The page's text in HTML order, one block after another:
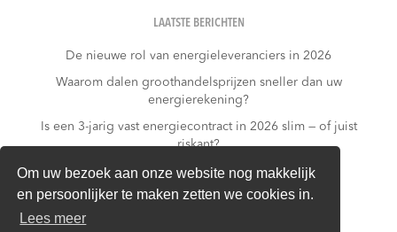
Om uw bezoek aan onze website nog makkelijk
en persoonlijker te maken zetten we cookies in.
Lees meer
LAATSTE BERICHTEN
De nieuwe rol van energieleveranciers in 2026
Waarom dalen groothandelsprijzen sneller dan uw
energierekening?
Is een 3-jarig vast energiecontract in 2026 slim — of juist
riskant?
Wat kost niets doen?
Warmtepomp + dynamisch contract: gouden